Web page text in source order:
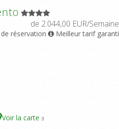
de 2.044,00 EUR/Semaine
réservation Meilleur tarif garanti
Voir la carte 3